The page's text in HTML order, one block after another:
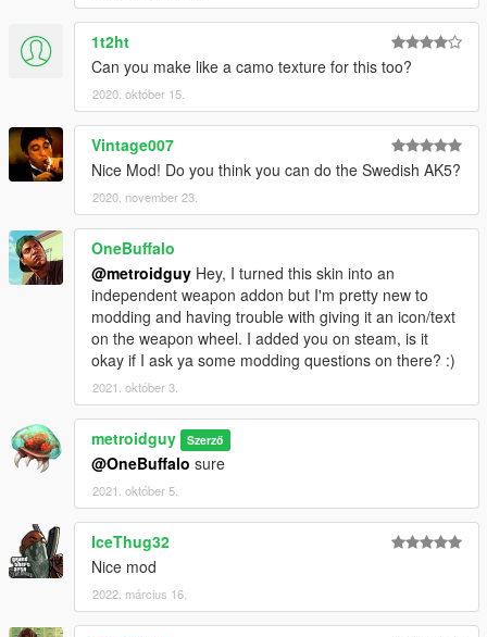
1t2ht
Can you make like a camo texture for this too?
2020. október 15.
Vintage007
Nice Mod! Do you think you can do the Swedish AK5?
2020. november 23.
OneBuffalo
@metroidguy Hey, I turned this skin into an
independent weapon addon but I'm pretty new to
modding and having trouble with giving it an icon/text
on the weapon wheel. I added you on steam, is it
okay if I ask ya some modding questions on there? :)
2021. október 3.
metroidguy Szerző
@OneBuffalo sure
2021. október 5.
IceThug32
Nice mod
2022. március 16.